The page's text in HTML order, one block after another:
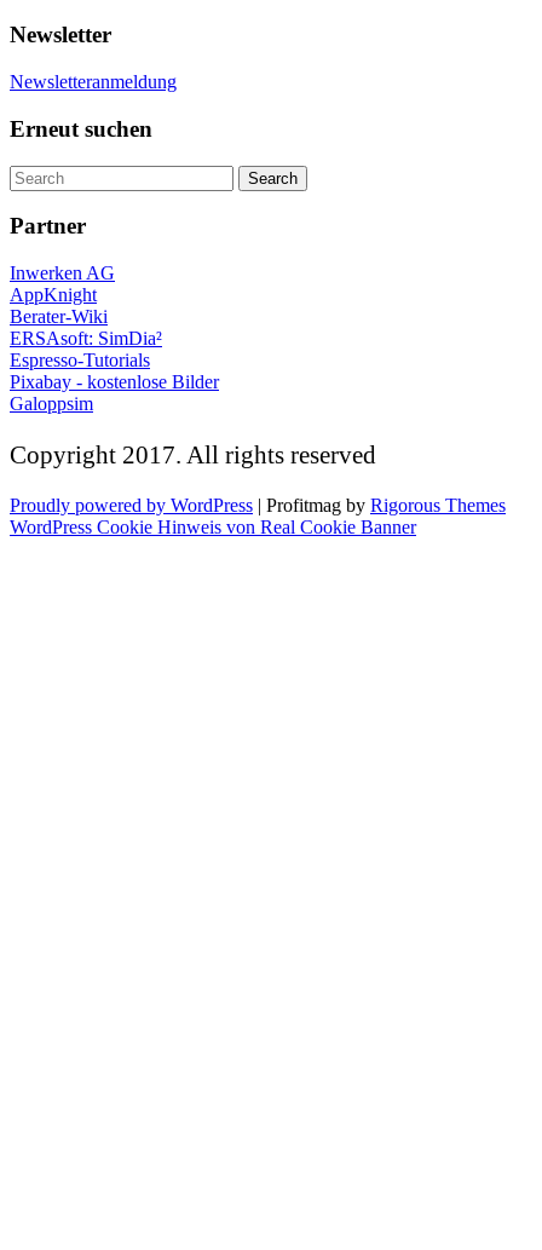
Newsletter
Newsletteranmeldung
Erneut suchen
Partner
Inwerken AG
AppKnight
Berater-Wiki
ERSAsoft: SimDia²
Espresso-Tutorials
Pixabay - kostenlose Bilder
Galoppsim
Copyright 2017. All rights reserved
Proudly powered by WordPress | Profitmag by Rigorous Themes
WordPress Cookie Hinweis von Real Cookie Banner